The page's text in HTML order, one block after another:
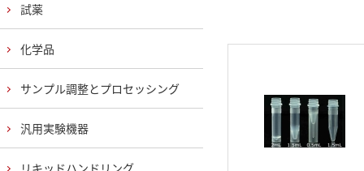
試薬
化学品
サンプル調整とプロセッシング
汎用実験機器
リキッドハンドリング